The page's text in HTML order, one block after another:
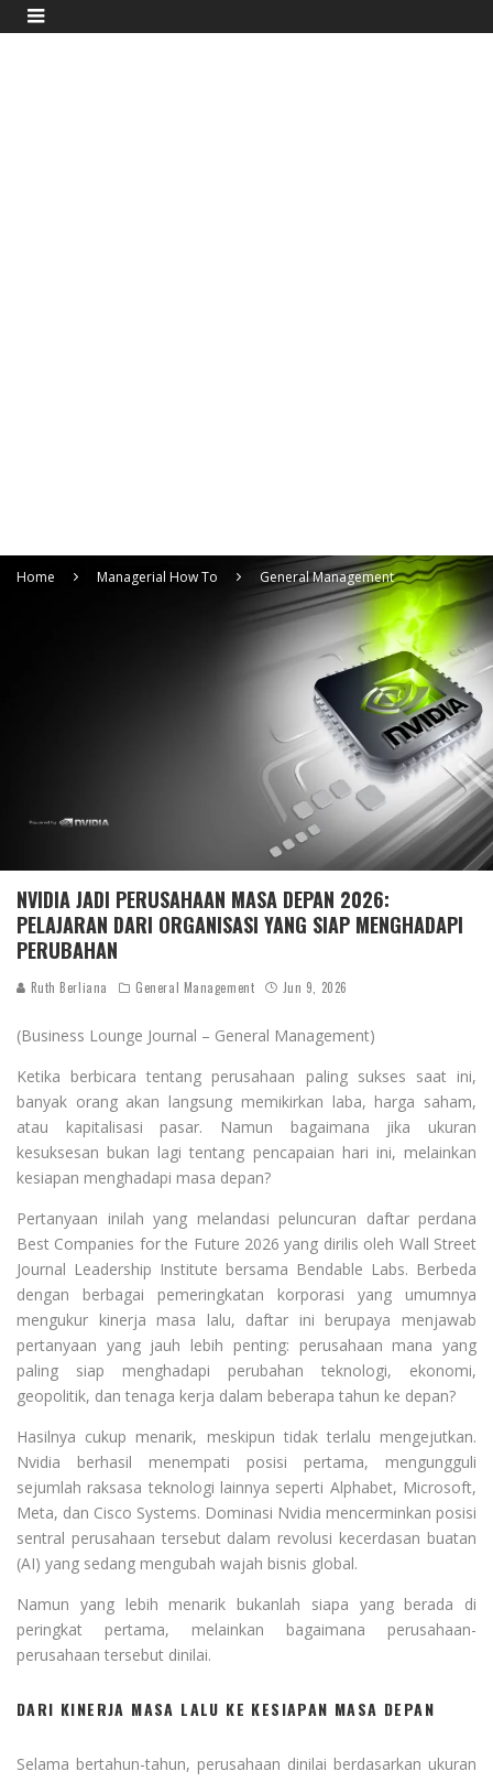
Home Managerial How To General Management
NVIDIA JADI PERUSAHAAN MASA DEPAN 2026:
PELAJARAN DARI ORGANISASI YANG SIAP MENGHADAPI
PERUBAHAN
Ruth Berliana General Management Jun 9, 2026
(Business Lounge Journal – General Management)
Ketika berbicara tentang perusahaan paling sukses saat ini,
banyak orang akan langsung memikirkan laba, harga saham,
atau kapitalisasi pasar. Namun bagaimana jika ukuran
kesuksesan bukan lagi tentang pencapaian hari ini, melainkan
kesiapan menghadapi masa depan?
Pertanyaan inilah yang melandasi peluncuran daftar perdana
Best Companies for the Future 2026 yang dirilis oleh Wall Street
Journal Leadership Institute bersama Bendable Labs. Berbeda
dengan berbagai pemeringkatan korporasi yang umumnya
mengukur kinerja masa lalu, daftar ini berupaya menjawab
pertanyaan yang jauh lebih penting: perusahaan mana yang
paling siap menghadapi perubahan teknologi, ekonomi,
geopolitik, dan tenaga kerja dalam beberapa tahun ke depan?
Hasilnya cukup menarik, meskipun tidak terlalu mengejutkan.
Nvidia berhasil menempati posisi pertama, mengungguli
sejumlah raksasa teknologi lainnya seperti Alphabet, Microsoft,
Meta, dan Cisco Systems. Dominasi Nvidia mencerminkan posisi
sentral perusahaan tersebut dalam revolusi kecerdasan buatan
(AI) yang sedang mengubah wajah bisnis global.
Namun yang lebih menarik bukanlah siapa yang berada di
peringkat pertama, melainkan bagaimana perusahaan-
perusahaan tersebut dinilai.
DARI KINERJA MASA LALU KE KESIAPAN MASA DEPAN
Selama bertahun-tahun, perusahaan dinilai berdasarkan ukuran